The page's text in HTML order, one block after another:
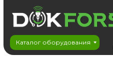
Каталог оборудования